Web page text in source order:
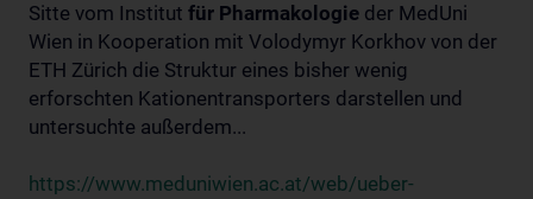
Sitte vom Institut für Pharmakologie der MedUni
Wien in Kooperation mit Volodymyr Korkhov von der
ETH Zürich die Struktur eines bisher wenig
erforschten Kationentransporters darstellen und
untersuchte außerdem...
https://www.meduniwien.ac.at/web/ueber-